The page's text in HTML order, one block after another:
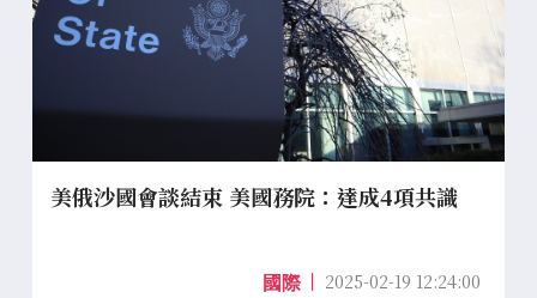
美俄沙國會談結束 美國務院：達成4項共識
國際 2025-02-19 12:24:00